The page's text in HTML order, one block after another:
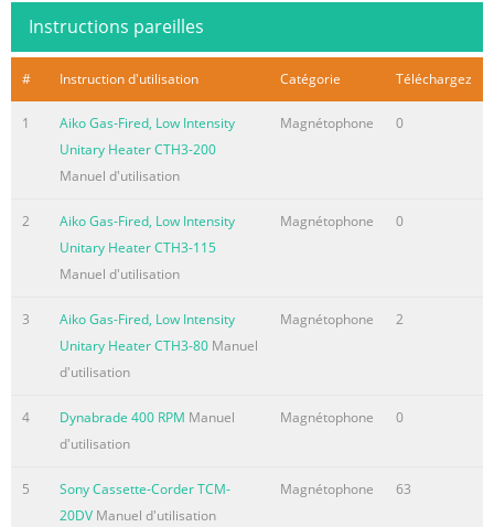
8. If you cannot reach your gas
WARNING
Unitary Heater
Installation, Operation &
Résumé du contenu de la page N° 2
Résumé du contenu de la page N° 3
TABLE OF CONTENTS SECTION 1: Heater
Safety......................................................1 SECTION 9: Gas
Piping........................................................ 37 1.1 Manpower
Wiring.............................................................. 39 1.2 Safety
Labels and Their Placement .............................1 10.1
California Propositi
Instructions pareilles
# Instruction d'utilisation Catégorie Téléchargez
1
Aiko Gas-Fired, Low Intensity
Unitary Heater CTH3-200
Manuel d'utilisation
Magnétophone 0
2
Aiko Gas-Fired, Low Intensity
Unitary Heater CTH3-115
Manuel d'utilisation
Magnétophone 0
3
Aiko Gas-Fired, Low Intensity
Unitary Heater CTH3-80 Manuel
d'utilisation
Magnétophone 2
4 Dynabrade 400 RPM Manuel
d'utilisation
Magnétophone 0
5
Sony Cassette-Corder TCM-
20DV Manuel d'utilisation
Magnétophone 63